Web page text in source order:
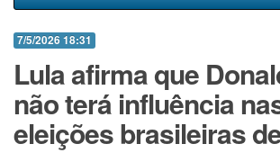
7/5/2026 18:31
Lula afirma que
não terá influência
eleições brasileiras